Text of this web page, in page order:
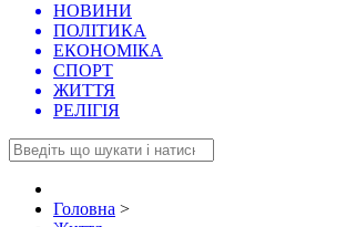
НОВИНИ
ПОЛІТИКА
ЕКОНОМІКА
СПОРТ
ЖИТТЯ
РЕЛІГІЯ
Головна >